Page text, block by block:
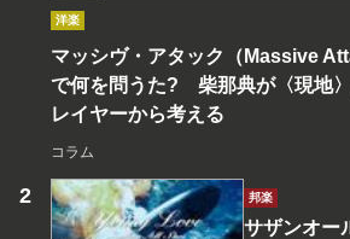
洋楽
マッシヴ・アタック（Massive
で何を問うた? 柴那典が〈現地
レイヤーから考える
コラム
邦楽
サザンオー